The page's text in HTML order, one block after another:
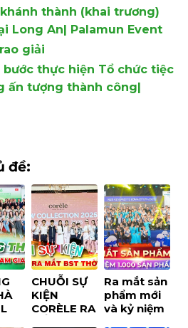
thành (khai trương)
Long An| Palamun Event
giải
thực hiện Tổ chức tiệc
ấn tượng thành công|
đề:
CHUỖI SỰ
KIỆN
CORÈLE RA
Ra mắt sản
phẩm mới
và kỷ niệm